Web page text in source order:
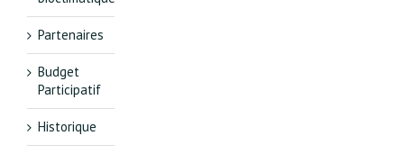
Partenaires
Budget
Participatif
Historique